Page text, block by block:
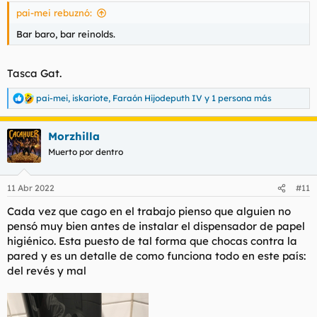
En la mayoría (casi totalidad) de forochats semanales, foreros
y foreras ponen material multimedia propio (por lo general
fotos) de cualquier índole sin recorrido pues cuando ponen el
desarrollado. Cantidad de historias con fotos de foreros y
foreras, perdidas semanalmente durante años en forochats.
Así pues en vez de ponerlo en los forochats, pues en este hilo.
Contaré con imágenes un par de casos los cuales le sucedieron
Primer relato. El sábado por la mañana fue andando hacia una
tienda de disfraces, pelucas, gorros, sombreros, complementos,
accesorios, caretas, máscaras, frikismos, etc en el centro de
Valencia a por un bastón de plástico duro de cierto tamaño
(después en el domicilio se percató de podía desmontarse por
en medio) el cual simula una cobra enroscada:
pai-mei rebuznó:
Bar baro, bar reinolds.
Tasca Gat.
R
e
a
c
c
i
e
:
pai-mei, iskariote, Faraón Hijodeputh IV y 1 persona más
Morzhilla
Muerto por dentro
11 Abr 2022 #11
Cada vez que cago en el trabajo pienso que alguien no
pensó muy bien antes de instalar el dispensador de papel
higiénico. Esta puesto de tal forma que chocas contra la
pared y es un detalle de como funciona todo en este país:
del revés y mal